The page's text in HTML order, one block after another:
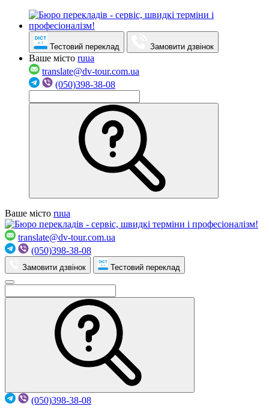
Тестовий переклад Замовити дзвінок
Ваше місто ruua
translate@dv-tour.com.ua
(050)398-38-08
Ваше місто ruua
translate@dv-tour.com.ua
(050)398-38-08
Замовити дзвінок Тестовий переклад
(050)398-38-08